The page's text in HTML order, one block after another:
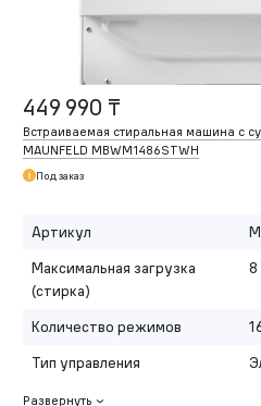
449 990 ₸
Встраиваемая стиральная машина с
MAUNFELD MBWM1486STWH
Под заказ
Артикул
Максимальная загрузка
(стирка)
8
Количество режимов
Тип управления
Развернуть